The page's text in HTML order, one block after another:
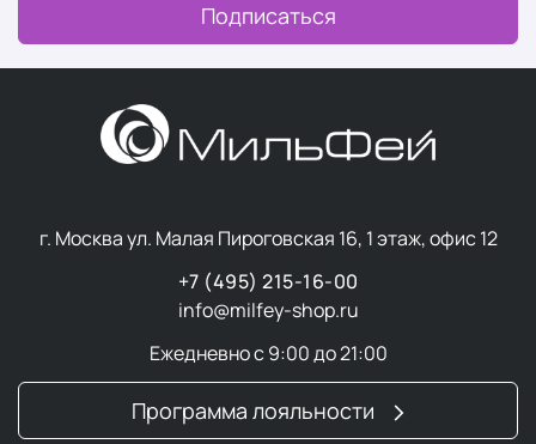
Подписаться
г. Москва ул. Малая Пироговская 16, 1 этаж, офис 12
+7 (495) 215-16-00
info@milfey-shop.ru
Ежедневно с 9:00 до 21:00
Программа лояльности